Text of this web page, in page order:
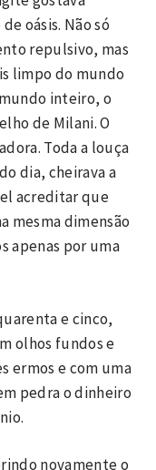
oásis. Não só
repulsivo, mas
limpo do mundo
inteiro, o
de Milani. O
Toda a louça
dia, cheirava a
acreditar que
mesma dimensão
apenas por uma
e cinco,
olhos fundos e
ermos e com uma
pedra o dinheiro
novamente o